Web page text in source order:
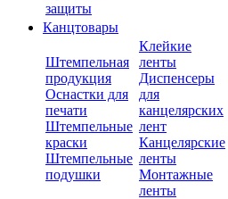
защиты
Канцтовары
Штемпельная
продукция
Оснастки для
печати
Штемпельные
краски
Штемпельные
подушки
Клейкие
ленты
Диспенсеры
для
канцелярских
лент
Канцелярские
ленты
Монтажные
ленты